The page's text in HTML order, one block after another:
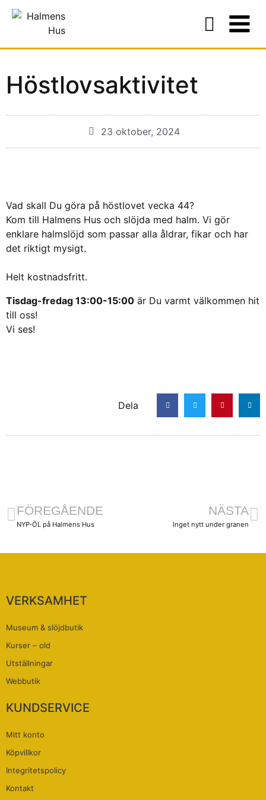
Höstlovsaktivitet
23 oktober, 2024
Vad skall Du göra på höstlovet vecka 44?
Kom till Halmens Hus och slöjda med halm. Vi gör
enklare halmslöjd som passar alla åldrar, fikar och har
det riktigt mysigt.
Helt kostnadsfritt.
Tisdag-fredag 13:00-15:00 är Du varmt välkommen hit
till oss!
Vi ses!
Dela
FÖREGÅENDE
NYP-ÖL på Halmens Hus
NÄSTA
Inget nytt under granen
VERKSAMHET
Museum & slöjdbutik
Kurser – old
Utställningar
Webbutik
KUNDSERVICE
Mitt konto
Köpvillkor
Integritetspolicy
Kontakt